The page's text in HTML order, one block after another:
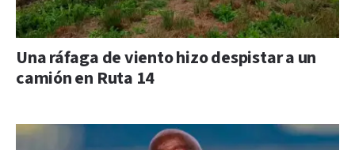
Una ráfaga de viento hizo despistar a un
camión en Ruta 14